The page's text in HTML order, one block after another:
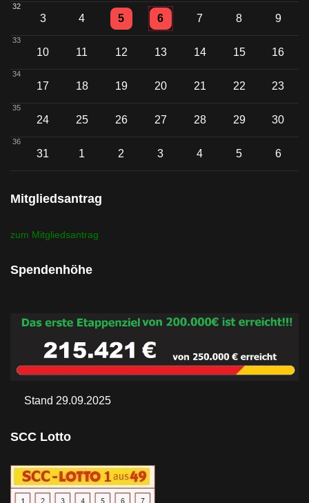
32
3 4 5
Einzelne Veranstaltung
6
Einzelne Veranstaltung
7 8 9
33
10 11 12 13 14 15 16
34
17 18 19 20 21 22 23
35
24 25 26 27 28 29 30
36
31 1 2 3 4 5 6
Mitgliedsantrag
zum Mitgliedsantrag
Spendenhöhe
Stand 29.09.2025
SCC Lotto